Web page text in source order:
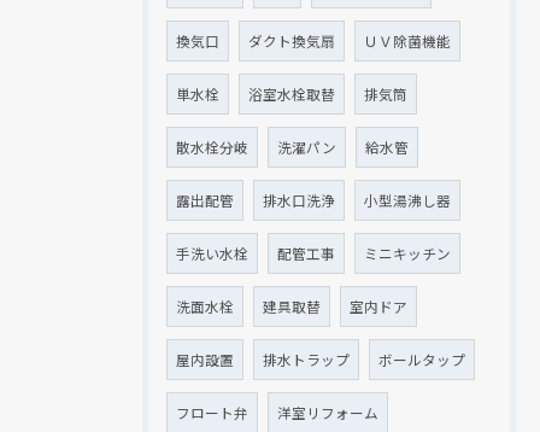
換気口 ダクト換気扇 ＵＶ除菌機能
単水栓 浴室水栓取替 排気筒
散水栓分岐 洗濯パン 給水管
露出配管 排水口洗浄 小型湯沸し器
手洗い水栓 配管工事 ミニキッチン
洗面水栓 建具取替 室内ドア
屋内設置 排水トラップ ボールタップ
フロート弁 洋室リフォーム